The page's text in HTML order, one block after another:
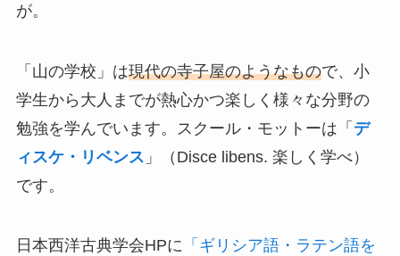
が。
「山の学校」は現代の寺子屋のようなもので、小
学生から大人までが熱心かつ楽しく様々な分野の
勉強を学んでいます。スクール・モットーは「 デ
ィスケ・リベンス 」（Disce libens. 楽しく学べ）
です。
日本西洋古典学会HPに 「ギリシア語・ラテン語を